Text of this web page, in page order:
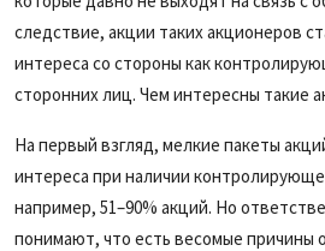
следствие, акции таких акционеров
интереса со стороны как
сторонних лиц. Чем интересны такие
На первый взгляд, мелкие пакеты
интереса при наличии
например, 51–90% акций. Но
понимают, что есть весомые причины